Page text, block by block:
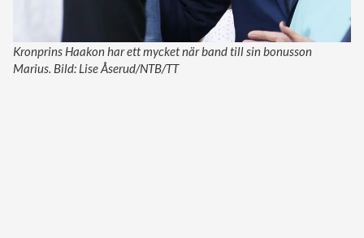
Kronprins Haakon har ett mycket när band till sin bonusson
Marius. Bild: Lise Åserud/NTB/TT